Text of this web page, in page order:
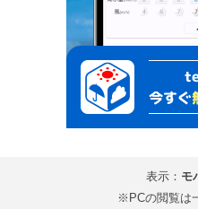
表示： モ
※PCの閲覧は